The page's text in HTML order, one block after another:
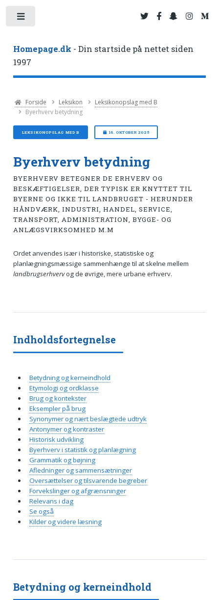
Homepage.dk - Din startside på nettet siden
1997
Forside Leksikon
Leksikonopslag med B
Byerhverv betydning
LEKSIKONOPSLAG MED B 16. OKTOBER 2025
Byerhverv betydning
BYERHVERV BETEGNER DE ERHVERV OG
BESKÆFTIGELSER, DER TYPISK ER KNYTTET TIL
BYERNE OG IKKE TIL LANDBRUGET - HERUNDER
HÅNDVÆRK, INDUSTRI, HANDEL, SERVICE,
TRANSPORT, ADMINISTRATION, BYGGE- OG
ANLÆGSVIRKSOMHED M.M
Ordet anvendes især i historiske, statistiske og
planlægningsmæssige sammenhænge til at skelne mellem
landbrugserhvervog de øvrige, mere urbane erhverv.
Betydning og kerneindhold
Indholdsfortegnelse
Betydning og kerneindhold
Etymologi og ordklasse
Brug og kontekster
Eksempler på brug
Synonymer og nært beslægtede udtryk
Antonymer og kontraster
Historisk udvikling
Byerhverv i statistik og planlægning
Grammatik og bøjning
Afledninger og sammensætninger
Oversættelser og tilsvarende begreber
Forvekslinger og afgrænsninger
Relevans i dag
Se også
Kilder og videre læsning